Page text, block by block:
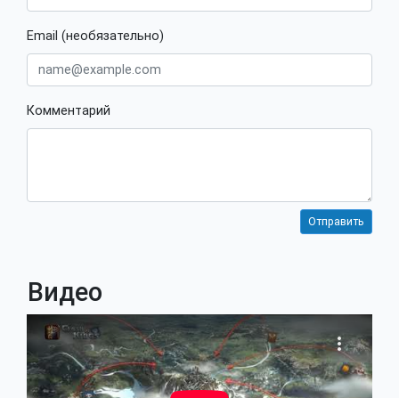
Email (необязательно)
Комментарий
Видео